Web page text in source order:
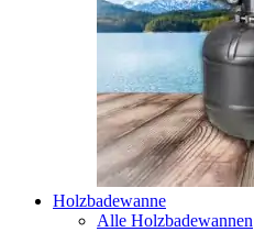
Holzbadewanne
Alle Holzbadewannen